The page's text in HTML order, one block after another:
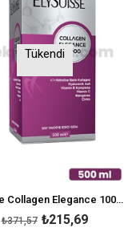
Tükendi
Elysuisse Collagen Elegance 10000 Sıvı Takviye Edici Gıda 500 ml
₺215,69
₺371,57